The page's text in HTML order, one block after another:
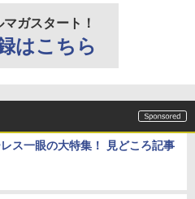
マガスタート！
はこちら
ス一眼の大特集！ 見どころ記事